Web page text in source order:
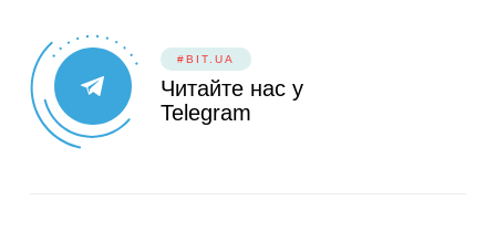
#BIT.UA
Читайте нас у
Telegram